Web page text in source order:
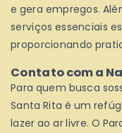
e gera empregos.
serviços essenciais
proporcionando
Contato com a
Para quem busca
Santa Rita é um
lazer ao ar livre. O